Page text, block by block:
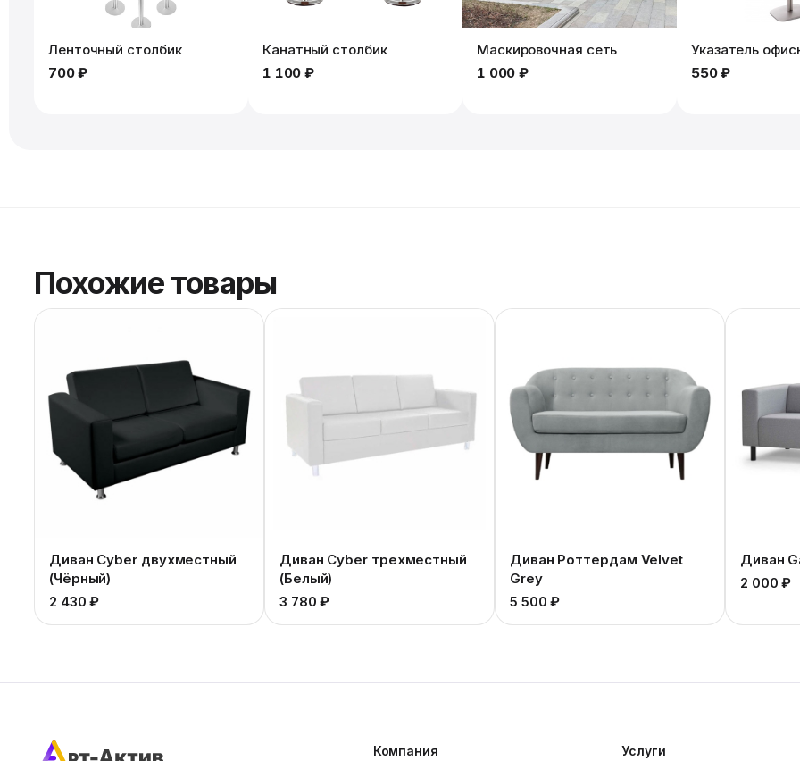
Ленточный столбик
700 ₽
Канатный столбик
1 100 ₽
Маскировочная сеть
1 000 ₽
Указатель
550 ₽
Похожие товары
Диван Cyber двухместный
(Чёрный)
2 430 ₽
Диван Cyber трехместный
(Белый)
3 780 ₽
Диван Роттердам Velvet
Grey
5 500 ₽
Диван
2 000 ₽
Компания Услуги